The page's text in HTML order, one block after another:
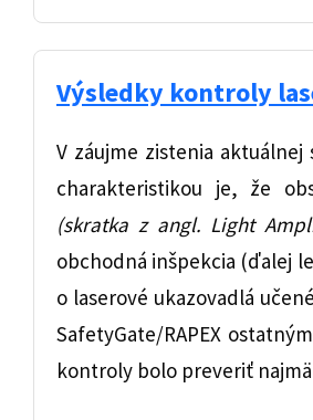
Výsledky kontroly
V záujme zistenia
charakteristikou je, že
(skratka z angl. Light
obchodná inšpekcia (ďalej
o laserové ukazovadlá
SafetyGate/RAPEX
kontroly bolo preveriť